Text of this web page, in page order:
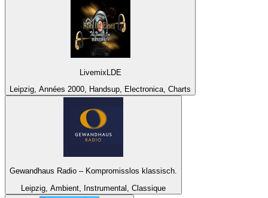
LivemixLDE
Leipzig, Années 2000, Handsup, Electronica, Charts
Gewandhaus Radio – Kompromisslos klassisch.
Leipzig, Ambient, Instrumental, Classique